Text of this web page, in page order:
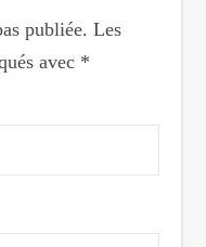
publiée. Les
avec *